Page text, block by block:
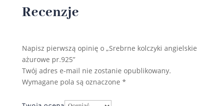
Recenzje
Napisz pierwszą opinię o „Srebrne kolczyki angielskie
ażurowe pr.925”
Twój adres e-mail nie zostanie opublikowany.
Wymagane pola są oznaczone *